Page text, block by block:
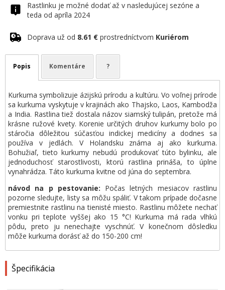
Rastlinku je možné dodať až v nasledujúcej sezóne a
teda od apríla 2024
Doprava už od 8.61 € prostredníctvom Kuriérom
Popis Komentáre ?
Kurkuma symbolizuje ázijskú prírodu a kultúru. Vo voľnej prírode
sa kurkuma vyskytuje v krajinách ako Thajsko, Laos, Kambodža
a India. Rastlina tiež dostala názov siamský tulipán, pretože má
krásne ružové kvety. Korenie určitých druhov kurkumy bolo po
stáročia dôležitou súčasťou indickej medicíny a dodnes sa
používa v jedlách. V Holandsku známa aj ako kurkuma.
Bohužiaľ, tieto kurkumy nebudú produkovať túto bylinku, ale
jednoduchosť starostlivosti, ktorú rastlina prináša, to úplne
vynahrádza. Táto kurkuma kvitne od júna do septembra.
návod na p pestovanie: Počas letných mesiacov rastlinu
pozorne sledujte, listy sa môžu spáliť. V takom prípade dočasne
premiestnite rastlinu na tienisté miesto. Rastlinu môžete nechať
vonku pri teplote vyššej ako 15 °C! Kurkuma má rada vlhkú
pôdu, preto ju nenechajte vyschnúť. V konečnom dôsledku
môže kurkuma dorásť až do 150-200 cm!
Špecifikácia